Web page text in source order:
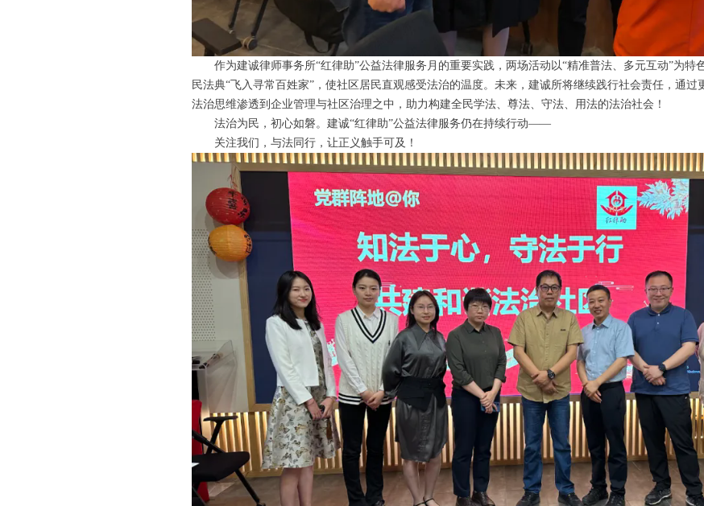
作为建诚律师事务所“红律助”公益法律服务月的重要实践，两场活动以“精准普法、多元互动”为特
民法典“飞入寻常百姓家”，使社区居民直观感受法治的温度。未来，建诚所将继续践行社会责任，通过
法治思维渗透到企业管理与社区治理之中，助力构建全民学法、尊法、守法、用法的法治社会！
法治为民，初心如磐。建诚“红律助”公益法律服务仍在持续行动——
关注我们，与法同行，让正义触手可及！